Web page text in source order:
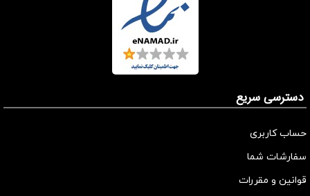
دسترسی سریع
حساب کاربری
سفارشات شما
قوانین و مقررات